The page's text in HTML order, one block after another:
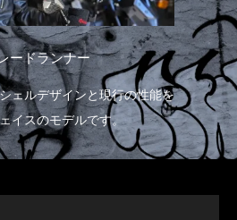
ードランナー
ェルデザインと現行の性能を
イスのモデルです。